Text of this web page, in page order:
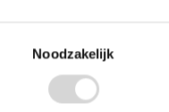
Noodzakelijk
kwaliteit prijs
stenen afvoeren